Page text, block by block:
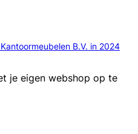
B.V. in 2024
je eigen webshop op te